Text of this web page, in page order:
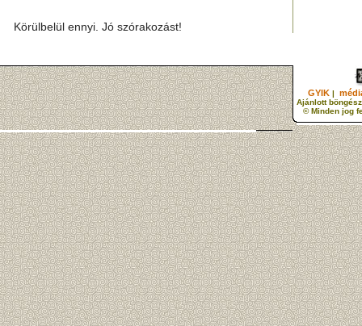
Körülbelül ennyi. Jó szórakozást!
GYIK |
Ajánlott
© Minden jog